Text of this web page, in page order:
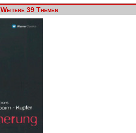
Weitere 39 Themen